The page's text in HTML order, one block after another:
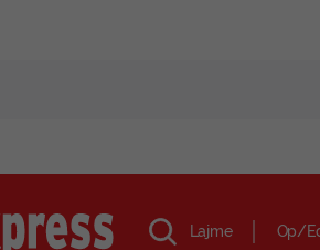
Lajme Op/